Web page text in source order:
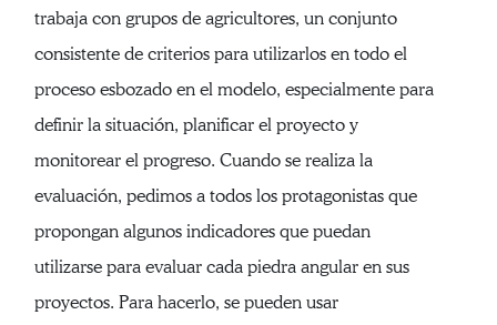
trabaja con grupos de agricultores, un conjunto
consistente de criterios para utilizarlos en todo el
proceso esbozado en el modelo, especialmente para
definir la situación, planificar el proyecto y
monitorear el progreso. Cuando se realiza la
evaluación, pedimos a todos los protagonistas que
propongan algunos indicadores que puedan
utilizarse para evaluar cada piedra angular en sus
proyectos. Para hacerlo, se pueden usar